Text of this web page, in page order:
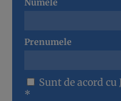
Numele
Prenumele
Sunt de acord cu
*